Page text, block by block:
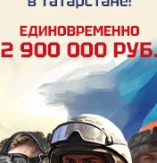
на страницу новости